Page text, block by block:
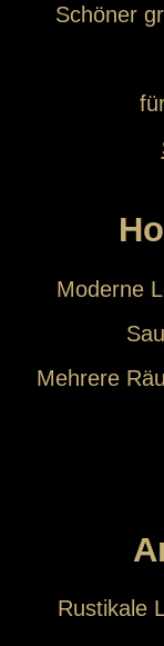
Schöner
Moderne
Mehrere
Rustikale